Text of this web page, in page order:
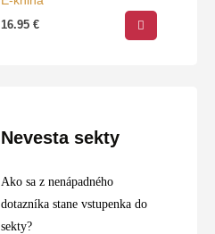
zdrvujúce zlyhanie. No práve
16.95€
Nevesta sekty
Ako sa z nenápadného
dotazníka stane vstupenka do
sekty?